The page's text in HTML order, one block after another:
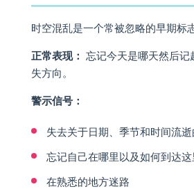
时空混乱是一个常被忽略的早期标志
正常表现： 忘记今天是哪天然后记
失方向。
警示信号：
失去关于日期、季节和时间流
忘记自己在哪里以及如何到达这
在熟悉的地方迷路